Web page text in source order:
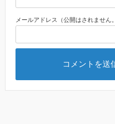
メールアドレス（公開はされません